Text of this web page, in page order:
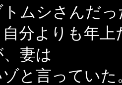
ムシさんだ
分よりも年上
妻は
と言っていた